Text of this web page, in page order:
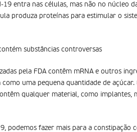
entra nas células, mas não no núcleo
produza proteínas para estimular o
substâncias controversas
pela FDA contêm mRNA e outros
uma pequena quantidade de
qualquer material, como implantes,
podemos fazer mais para a constipação